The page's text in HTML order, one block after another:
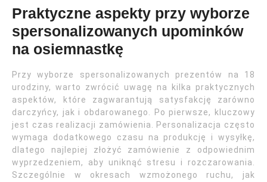
Praktyczne aspekty przy wyborze
spersonalizowanych upominków
na osiemnastkę
Przy wyborze spersonalizowanych prezentów na 18
urodziny, warto zwrócić uwagę na kilka praktycznych
aspektów, które zagwarantują satysfakcję zarówno
darczyńcy, jak i obdarowanego. Po pierwsze, kluczowy
jest czas realizacji zamówienia. Personalizacja często
wymaga dodatkowego czasu na produkcję i wysyłkę,
dlatego najlepiej złożyć zamówienie z odpowiednim
wyprzedzeniem, aby uniknąć stresu i rozczarowania.
Szczególnie w okresach wzmożonego ruchu, jak